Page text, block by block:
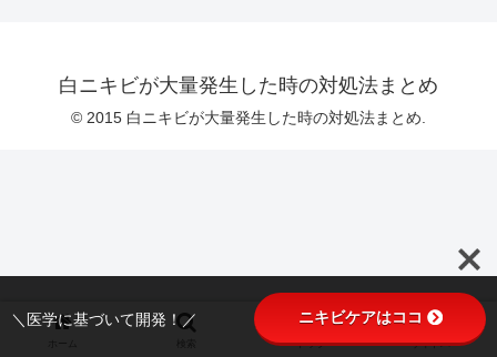
白ニキビが大量発生した時の対処法まとめ
© 2015 白ニキビが大量発生した時の対処法まとめ.
トップ サイドバー
＼医学に基づいて開発！／ ニキビケアはココ